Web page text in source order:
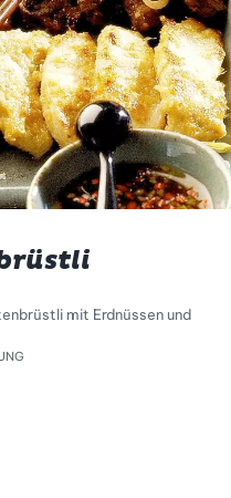
mit Erdnüssen und